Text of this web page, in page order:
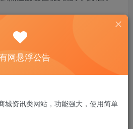
求大佬分享经验。
网悬浮公告
城资讯类网站，功能强大，使用简单